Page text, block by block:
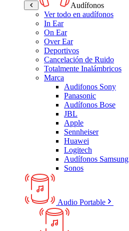
Audífonos
Ver todo en audífonos
In Ear
On Ear
Over Ear
Deportivos
Cancelación de Ruido
Totalmente Inalámbricos
Marca
Audifonos Sony
Panasonic
Audífonos Bose
JBL
Apple
Sennheiser
Huawei
Logitech
Audífonos Samsung
Sonos
Audio Portable